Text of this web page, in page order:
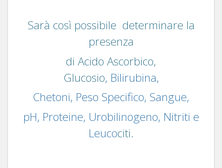
Sarà così possibile determinare la
presenza
di Acido Ascorbico,
Glucosio, Bilirubina,
Chetoni, Peso Specifico, Sangue,
pH, Proteine, Urobilinogeno, Nitriti e
Leucociti.